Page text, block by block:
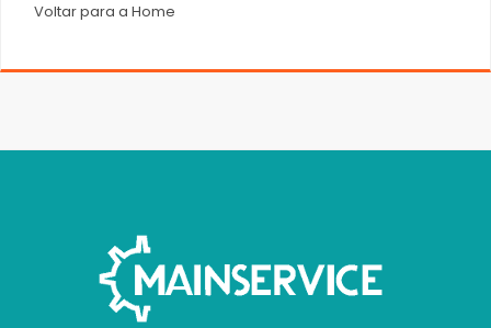
Voltar para a Home